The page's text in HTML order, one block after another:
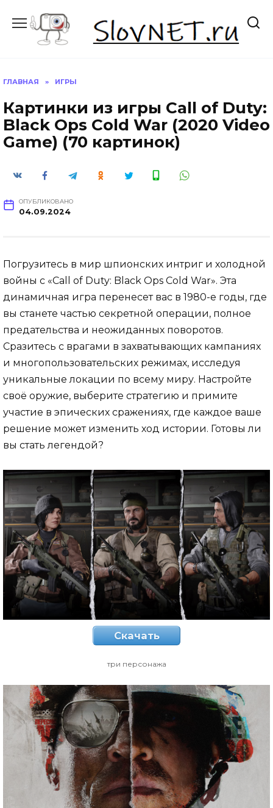
содержанию
ГЛАВНАЯ » ИГРЫ
Картинки из игры Call of Duty:
Black Ops Cold War (2020 Video
Game) (70 картинок)
ОПУБЛИКОВАНО
04.09.2024
Погрузитесь в мир шпионских интриг и холодной
войны с «Call of Duty: Black Ops Cold War». Эта
динамичная игра перенесет вас в 1980-е годы, где
вы станете частью секретной операции, полное
предательства и неожиданных поворотов.
Сразитесь с врагами в захватывающих кампаниях
и многопользовательских режимах, исследуя
уникальные локации по всему миру. Настройте
своё оружие, выберите стратегию и примите
участие в эпических сражениях, где каждое ваше
решение может изменить ход истории. Готовы ли
вы стать легендой?
Скачать
три персонажа